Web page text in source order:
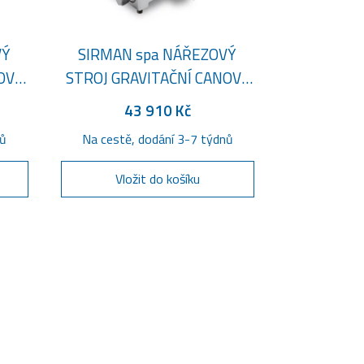
SIRMAN spa NÁŘEZOVÝ
STROJ GRAVITAČNÍ CANOVA
300
43 910 Kč
Na cestě, dodání 3-7 týdnů
Vložit do košíku